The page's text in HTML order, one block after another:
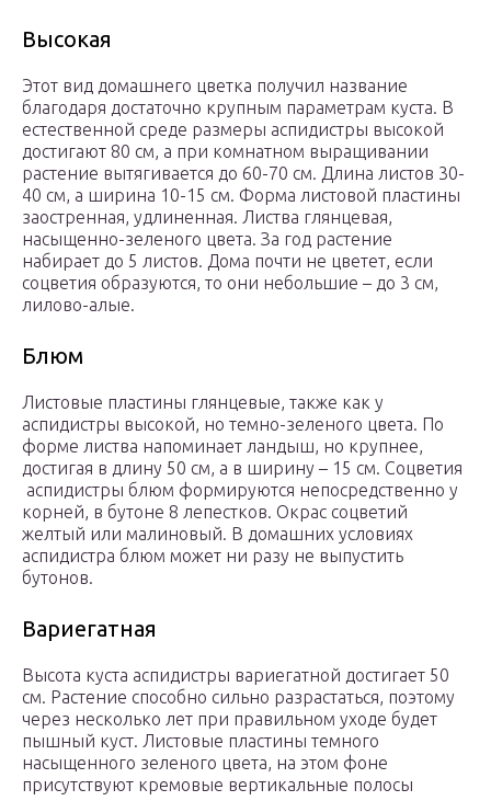
Высокая
Этот вид домашнего цветка получил название
благодаря достаточно крупным параметрам куста. В
естественной среде размеры аспидистры высокой
достигают 80 см, а при комнатном выращивании
растение вытягивается до 60-70 см. Длина листов 30-
40 см, а ширина 10-15 см. Форма листовой пластины
заостренная, удлиненная. Листва глянцевая,
насыщенно-зеленого цвета. За год растение
набирает до 5 листов. Дома почти не цветет, если
соцветия образуются, то они небольшие – до 3 см,
лилово-алые.
Блюм
Листовые пластины глянцевые, также как у
аспидистры высокой, но темно-зеленого цвета. По
форме листва напоминает ландыш, но крупнее,
достигая в длину 50 см, а в ширину – 15 см. Соцветия
аспидистры блюм формируются непосредственно у
корней, в бутоне 8 лепестков. Окрас соцветий
желтый или малиновый. В домашних условиях
аспидистра блюм может ни разу не выпустить
бутонов.
Вариегатная
Высота куста аспидистры вариегатной достигает 50
см. Растение способно сильно разрастаться, поэтому
через несколько лет при правильном уходе будет
пышный куст. Листовые пластины темного
насыщенного зеленого цвета, на этом фоне
присутствуют кремовые вертикальные полосы